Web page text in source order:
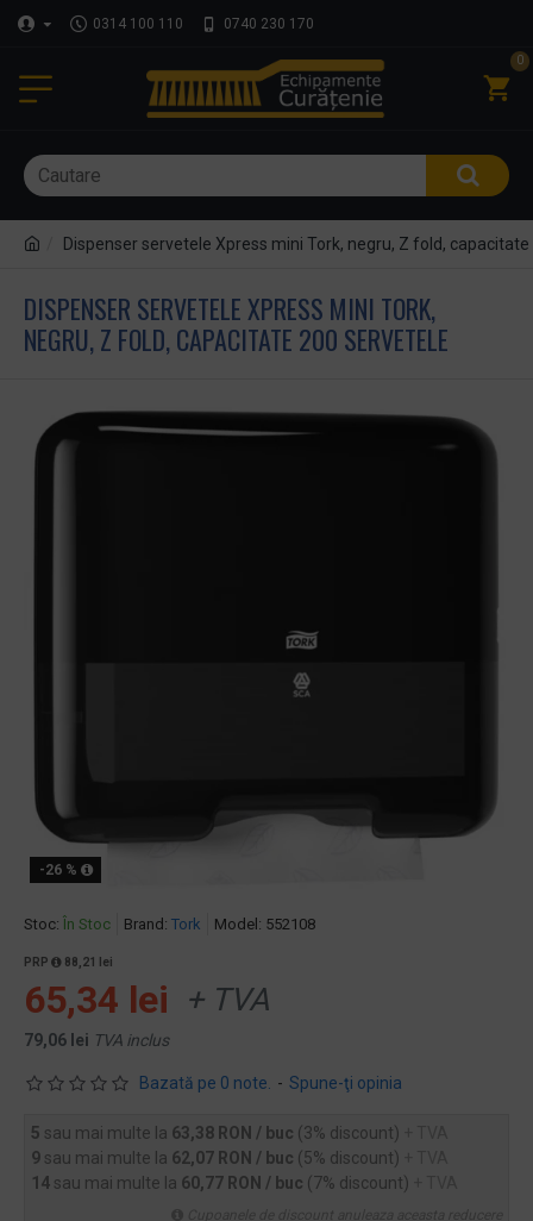
0314 100 110 0740 230 170
0
Dispenser servetele Xpress mini Tork, negru, Z fold,
DISPENSER SERVETELE XPRESS MINI TORK,
NEGRU, Z FOLD, CAPACITATE 200 SERVETELE
-26 %
Stoc: În Stoc Brand: Tork Model: 552108
Bazată pe 0 note. - Spune-ţi opinia
PRP 88,21 lei
65,34 lei + TVA
79,06 lei TVA inclus
5 sau mai multe la 63,38 RON / buc (3% discount)
9 sau mai multe la 62,07 RON / buc (5% discount)
14 sau mai multe la 60,77 RON / buc (7% discount)